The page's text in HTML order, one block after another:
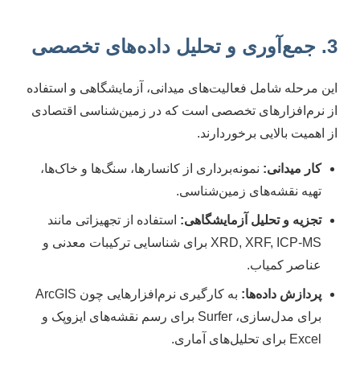
3. جمع‌آوری و تحلیل داده‌های تخصصی
این مرحله شامل فعالیت‌های میدانی، آزمایشگاهی و استفاده
از نرم‌افزارهای تخصصی است که در زمین‌شناسی اقتصادی
از اهمیت بالایی برخوردارند.
کار میدانی: نمونه‌برداری از کانسارها، سنگ‌ها و خاک‌ها،
تهیه نقشه‌های زمین‌شناسی.
تجزیه و تحلیل آزمایشگاهی: استفاده از تجهیزاتی مانند
XRD, XRF, ICP-MS برای شناسایی ترکیبات معدنی و
عناصر کمیاب.
پردازش داده‌ها:
به کارگیری نرم‌افزارهایی چون ArcGIS
برای مدل‌سازی، Surfer برای رسم نقشه‌های ایزوپک و
Excel برای تحلیل‌های آماری.